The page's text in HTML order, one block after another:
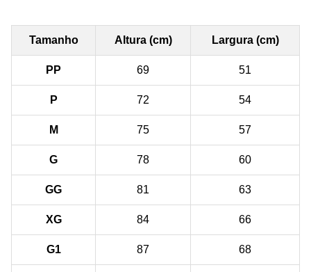
Tamanho Altura (cm) Largura (cm)
PP 69 51
P 72 54
M 75 57
G 78 60
GG 81 63
XG 84 66
G1 87 68